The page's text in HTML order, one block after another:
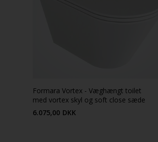
Formara Vortex - Væghængt toilet
med vortex skyl og soft close sæde
6.075,00 DKK